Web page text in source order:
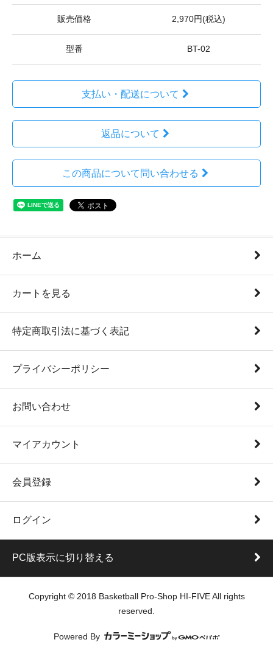
販売価格 2,970円(税込)
型番 BT-02
支払い・配送について
返品について
この商品について問い合わせる
ホーム
カートを見る
特定商取引法に基づく表記
プライバシーポリシー
お問い合わせ
マイアカウント
会員登録
ログイン
PC版表示に切り替える
Copyright © 2018 Basketball Pro-Shop HI-FIVE All rights
reserved.
Powered By